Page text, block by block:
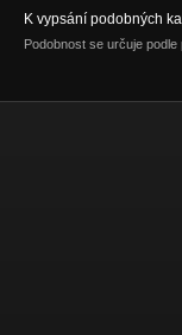
K vypsání podobných
Podobnost se určuje